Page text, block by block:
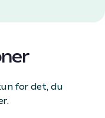
for det, du